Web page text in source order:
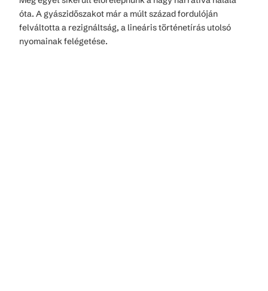
óta. A gyászidőszakot már a múlt század fordulóján
felváltotta a rezignáltság, a lineáris történetírás utolsó
nyomainak felégetése.